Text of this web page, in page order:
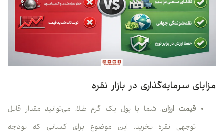
مزایای سرمایه‌گذاری در بازار نقره
قیمت ارزان: شما با پول یک گرم طلا، می‌توانید مقدار قابل
توجهی نقره بخرید. این موضوع برای کسانی که بودجه